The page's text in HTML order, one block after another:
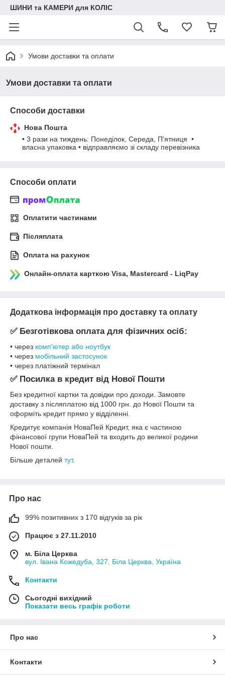
ШИНИ та КАМЕРИ для КОЛІС
Умови доставки та оплати
Умови доставки та оплати
Способи доставки
Нова Пошта
• 3 рази на тиждень: Понеділок, Середа, П'ятниця  •
власна упаковка • відправляємо зі складу перевізника
Способи оплати
Оплатити частинами
Післяплата
Оплата на рахунок
Онлайн-оплата карткою Visa, Mastercard - LiqPay
Додаткова інформація про доставку та оплату
✅ Безготівкова оплата для фізичних осіб:
• через комп'ютер або ноутбук
• через мобільний застосунок
• через платіжний термінал
✅ Посилка в кредит від Нової Пошти
Без кредитної картки та довідки про доходи. Замовте
доставку з післяплатою від 1000 грн. до Нової Пошти та
оформіть кредит прямо у відділенні.
Кредитує компанія НоваПей Кредит, яка є частиною
фінансової групи НоваПей та входить до великої родини
Нової пошти.
Більше деталей тут.
Про нас
99% позитивних з 170 відгуків за рік
Працює з 27.11.2010
м. Біла Церква
вул. Івана Кожедуба, 327, Біла Церква, Україна
Контакти
Сьогодні вихідний
Показати весь графік роботи
Про нас
Контакти